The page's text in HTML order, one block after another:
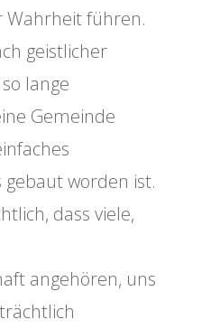
Wahrheit führen.
geistlicher
lange
Gemeinde
worden ist.
dass viele,
angehören, uns